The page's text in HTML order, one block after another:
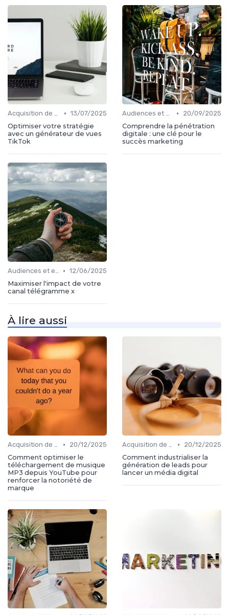
Acquisition de médias • 13/07/2025
Optimiser votre stratégie
avec un générateur de vues
TikTok
Audiences et engagement •
20/09/2025
Comprendre la pénétration
digitale : une clé pour le
succès marketing
Audiences et engagement • 12/06/2025
Maximiser l'impact de votre
canal télégramme x
À lire aussi
Acquisition de médias •
20/12/2025
Comment optimiser le
téléchargement de musique
MP3 depuis YouTube pour
renforcer la notoriété de
marque
Acquisition de médias •
20/12/2025
Comment industrialiser la
génération de leads pour
lancer un média digital